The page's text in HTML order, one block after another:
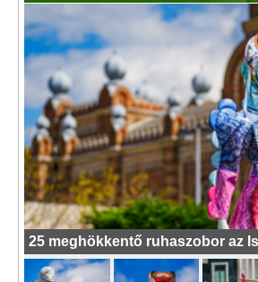
25 meghökkentő ruhaszobor az